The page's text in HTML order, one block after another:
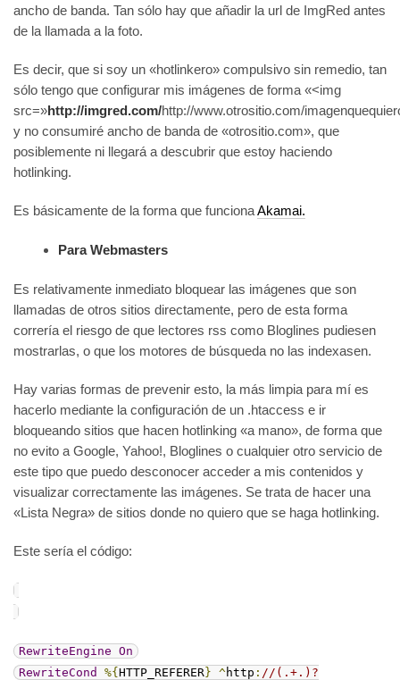
ancho de banda. Tan sólo hay que añadir la url de ImgRed antes
de la llamada a la foto.
Es decir, que si soy un «hotlinkero» compulsivo sin remedio, tan
sólo tengo que configurar mis imágenes de forma «<img
src=»http://imgred.com/http://www.otrositio.com/
y no consumiré ancho de banda de «otrositio.com», que
posiblemente ni llegará a descubrir que estoy haciendo
hotlinking.
Es básicamente de la forma que funcionaAkamai.
Para Webmasters
Es relativamente inmediato bloquear las imágenes que son
llamadas de otros sitios directamente, pero de esta forma
correría el riesgo de que lectores rss como Bloglines pudiesen
mostrarlas, o que los motores de búsqueda no las indexasen.
Hay varias formas de prevenir esto, la más limpia para mí es
hacerlo mediante la configuración de un .htaccess e ir
bloqueando sitios que hacen hotlinking «a mano», de forma que
no evito a Google, Yahoo!, Bloglines o cualquier otro servicio de
este tipo que puedo desconocer acceder a mis contenidos y
visualizar correctamente las imágenes. Se trata de hacer una
«Lista Negra» de sitios donde no quiero que se haga hotlinking.
Este sería el código:
RewriteEngine On
RewriteCond
%{ HTTP_REFERER } ^http : //(.+.)?